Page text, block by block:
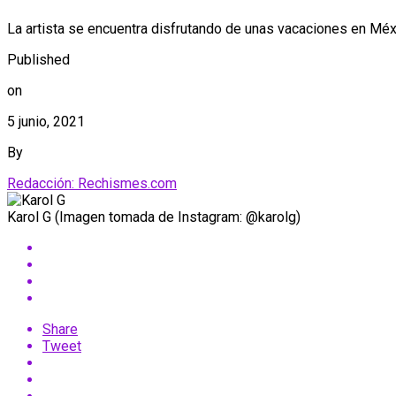
La artista se encuentra disfrutando de unas vacaciones en
Published
on
5 junio, 2021
By
Redacción: Rechismes.com
Karol G (Imagen tomada de Instagram: @karolg)
Share
Tweet